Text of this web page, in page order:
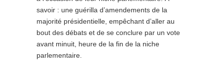
savoir : une guérilla d’amendements de la
majorité présidentielle, empêchant d’aller au
bout des débats et de se conclure par un vote
avant minuit, heure de la fin de la niche
parlementaire.